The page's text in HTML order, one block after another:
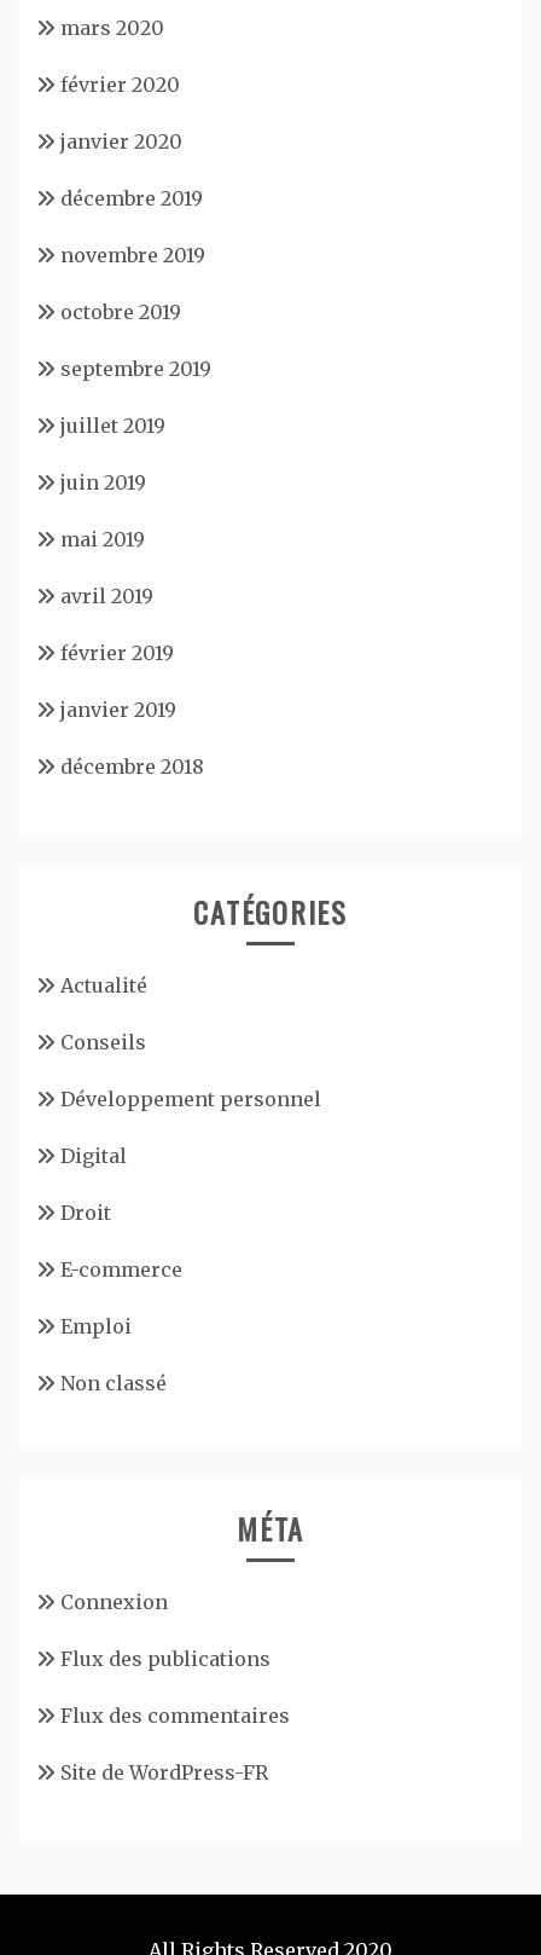
mars 2020
février 2020
janvier 2020
décembre 2019
novembre 2019
octobre 2019
septembre 2019
juillet 2019
juin 2019
mai 2019
avril 2019
février 2019
janvier 2019
décembre 2018
CATÉGORIES
Actualité
Conseils
Développement personnel
Digital
Droit
E-commerce
Emploi
Non classé
MÉTA
Connexion
Flux des publications
Flux des commentaires
Site de WordPress-FR
All Rights Reserved 2020